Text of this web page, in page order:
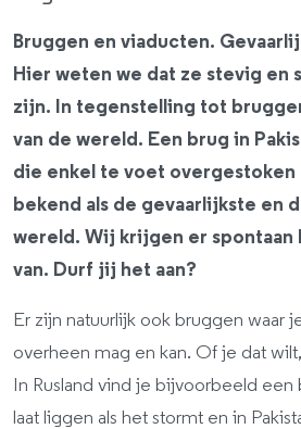
Bruggen en viaducten.
Hier weten we dat ze stevig en
zijn. In tegenstelling tot
van de wereld. Een brug in
die enkel te voet overgestoken
bekend als de gevaarlijkste en
wereld. Wij krijgen er spontaan
van. Durf jij het aan?
Er zijn natuurlijk ook bruggen waar
overheen mag en kan. Of je dat
In Rusland vind je bijvoorbeeld
laat liggen als het stormt en in